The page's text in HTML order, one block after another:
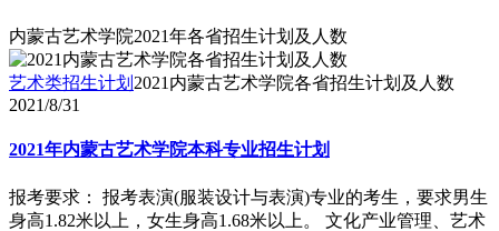
内蒙古艺术学院2021年各省招生计划及人数
艺术类招生计划 2021内蒙古艺术学院各省招生计划及人数
2021/8/31
2021年内蒙古艺术学院本科专业招生计划
报考要求： 报考表演(服装设计与表演)专业的考生，要求男生
身高1.82米以上，女生身高1.68米以上。 文化产业管理、艺术